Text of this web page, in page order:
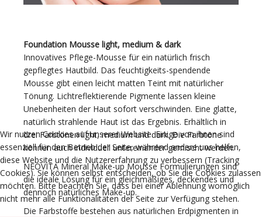
Foundation Mousse light, medium & dark
Innovatives Pflege-Mousse für ein natürlich frisch
gepflegtes Hautbild. Das feuchtigkeits-spendende
Mousse gibt einen leicht matten Teint mit natürlicher
Tönung. Lichtreflektierende Pigmente lassen kleine
Unebenheiten der Haut sofort verschwinden. Eine glatte,
natürlich strahlende Haut ist das Ergebnis. Erhältlich in
drei Farbtönen light, medium und dark. Die Farbtöne
können auch individuell untereinander gemischt werden.
NEOVITA Mineral Make-up Mousse Formulierungen sind
die ideale Lösung für ein gleichmäßiges, deckendes und
dennoch natürliches Make-up.
Die Farbstoffe bestehen aus natürlichen Erdpigmenten in
Wir nutzen Cookies auf unserer Website. Einige von ihnen sind
essenziell für den Betrieb der Seite, während andere uns helfen,
diese Website und die Nutzererfahrung zu verbessern (Tracking
Cookies). Sie können selbst entscheiden, ob Sie die Cookies zulassen
möchten. Bitte beachten Sie, dass bei einer Ablehnung womöglich
nicht mehr alle Funktionalitäten der Seite zur Verfügung stehen.